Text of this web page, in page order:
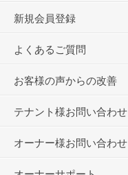
新規会員登録
よくあるご質問
お客様の声からの改善
テナント様お問い合わせ
オーナー様お問い合わせ